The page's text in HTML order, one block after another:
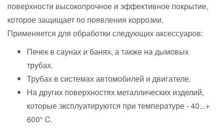
поверхности высокопрочное и эффективное покрытие,
которое защищает по появления коррозии.
Применяется для обработки следующих аксессуаров:
Печек в саунах и банях, а также на дымовых
трубах.
Трубах в системах автомобилей и двигателе.
На других поверхностях металлических изделий,
которые эксплуатируются при температуре - 40...+
600° C.